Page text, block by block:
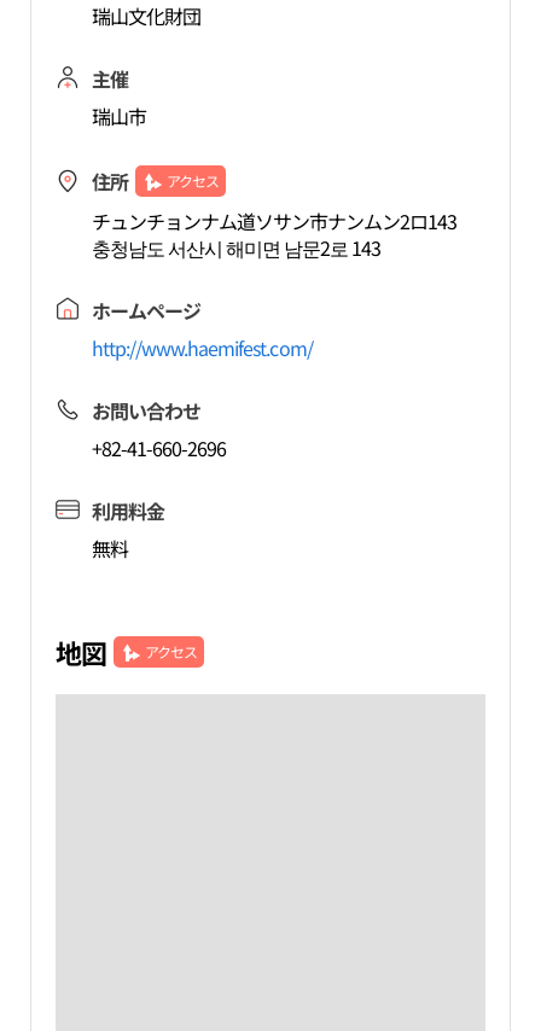
瑞山文化財団
主催
瑞山市
住所 アクセス
チュンチョンナム道ソサン市ナンムン2ロ143
충청남도 서산시 해미면 남문2로 143
ホームページ
http://www.haemifest.com/
お問い合わせ
+82-41-660-2696
利用料金
無料
地図 アクセス